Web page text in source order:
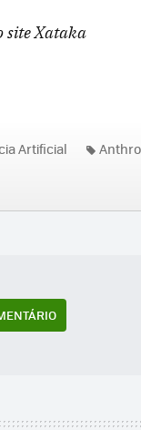
site Xataka
Artificial